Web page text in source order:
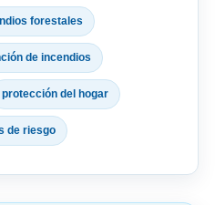
forestales
de incendios
protección del hogar
de riesgo